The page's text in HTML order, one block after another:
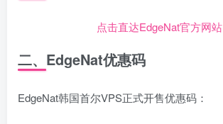
点击直达EdgeNat官方网站
二、EdgeNat优惠码
EdgeNat韩国首尔VPS正式开售优惠码：